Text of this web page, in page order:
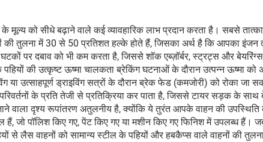
को सीधे बढ़ाने वाले कई व्यावहारिक लाभ प्रदान करता है। सबसे
की तुलना में 30 से 50 प्रतिशत हल्के होते हैं, जिसका अर्थ है कि आपका
पर दबाव को भी कम करता है, जिससे शॉक एब्ज़ॉर्बर, स्ट्रट्स और
पहियों की उत्कृष्ट ऊष्मा चालकता ब्रेकिंग घटनाओं के दौरान उत्पन्न
या उत्साहपूर्ण ड्राइविंग सत्रों के दौरान ब्रेक फेड (कमजोरी) को रोका
के प्रति तेजी से प्रतिक्रिया कर पाता है, जिससे टायर सड़क के साथ
जाने वाला दृश्य रूपांतरण अतुलनीय है, क्योंकि ये तुरंत आपके वाहन की
पॉलिश किए गए, पेंट किए गए या मशीन किए गए फिनिश में उपलब्ध हैं।
से लैस वाहनों को सामान्य स्टील के पहियों और हबकैप्स वाले वाहनों की